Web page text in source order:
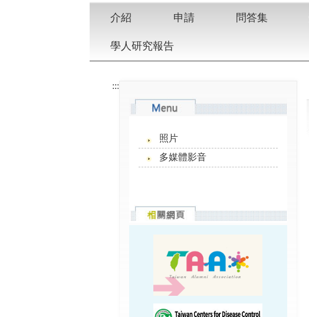
介紹 申請 問答集
學人研究報告
:::
照片
多媒體影音